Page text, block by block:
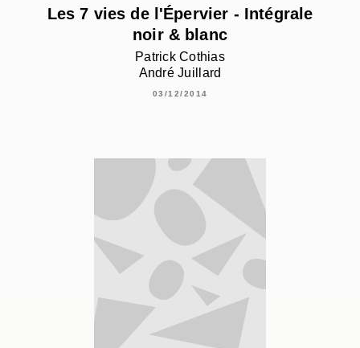
Les 7 vies de l'Épervier - Intégrale
noir & blanc
Patrick Cothias
André Juillard
03/12/2014